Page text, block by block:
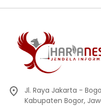
Jl. Raya Jakarta -
Kabupaten Bogor,